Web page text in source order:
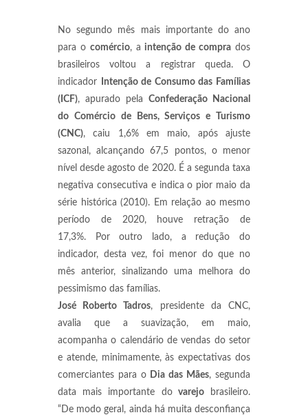
No segundo mês mais importante do ano
para o comércio, a intenção de compra dos
brasileiros voltou a registrar queda. O
indicador
Intenção de Consumo das Famílias
(ICF), apurado pela Confederação Nacional
do Comércio de Bens, Serviços e Turismo
(CNC), caiu 1,6% em maio, após ajuste
sazonal, alcançando 67,5 pontos, o menor
nível desde agosto de 2020. É a segunda taxa
negativa consecutiva e indica o pior maio da
série histórica (2010). Em relação ao mesmo
período de 2020, houve retração de
17,3%. Por outro lado, a redução do
indicador, desta vez, foi menor do que no
mês anterior, sinalizando uma melhora do
pessimismo das famílias.
José Roberto Tadros, presidente da CNC,
avalia que a suavização, em maio,
acompanha o calendário de vendas do setor
e atende, minimamente, às expectativas dos
comerciantes para oDia das Mães, segunda
data mais importante dovarejobrasileiro.
“De modo geral, ainda há muita desconfiança